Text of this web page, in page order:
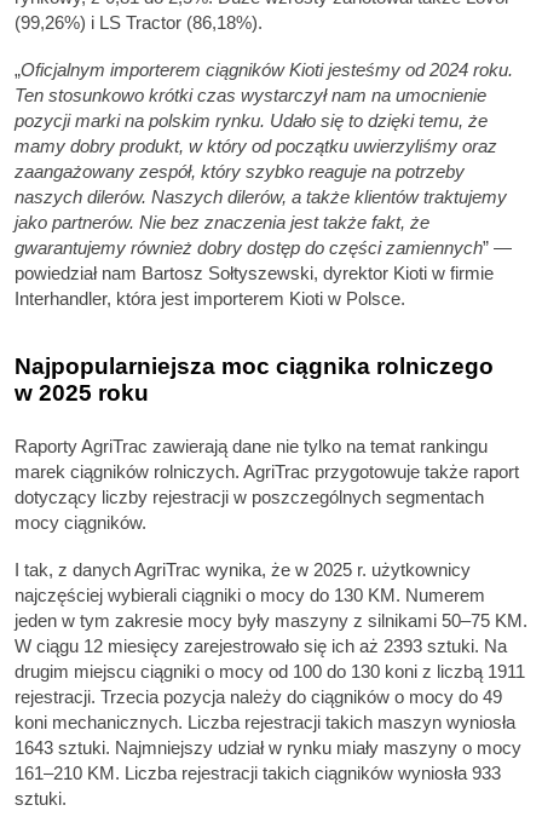
(99,26%) i LS Tractor (86,18%).
„Oficjalnym importerem ciągników Kioti jesteśmy od 2024 roku.
Ten stosunkowo krótki czas wystarczył nam na umocnienie
pozycji marki na polskim rynku. Udało się to dzięki temu, że
mamy dobry produkt, w który od początku uwierzyliśmy oraz
zaangażowany zespół, który szybko reaguje na potrzeby
naszych dilerów. Naszych dilerów, a także klientów traktujemy
jako partnerów. Nie bez znaczenia jest także fakt, że
gwarantujemy również dobry dostęp do części zamiennych” —
powiedział nam Bartosz Sołtyszewski, dyrektor Kioti w firmie
Interhandler, która jest importerem Kioti w Polsce.
Najpopularniejsza moc ciągnika rolniczego
w 2025 roku
Raporty AgriTrac zawierają dane nie tylko na temat rankingu
marek ciągników rolniczych. AgriTrac przygotowuje także raport
dotyczący liczby rejestracji w poszczególnych segmentach
mocy ciągników.
I tak, z danych AgriTrac wynika, że w 2025 r. użytkownicy
najczęściej wybierali ciągniki o mocy do 130 KM. Numerem
jeden w tym zakresie mocy były maszyny z silnikami 50–75 KM.
W ciągu 12 miesięcy zarejestrowało się ich aż 2393 sztuki. Na
drugim miejscu ciągniki o mocy od 100 do 130 koni z liczbą 1911
rejestracji. Trzecia pozycja należy do ciągników o mocy do 49
koni mechanicznych. Liczba rejestracji takich maszyn wyniosła
1643 sztuki. Najmniejszy udział w rynku miały maszyny o mocy
161–210 KM. Liczba rejestracji takich ciągników wyniosła 933
sztuki.